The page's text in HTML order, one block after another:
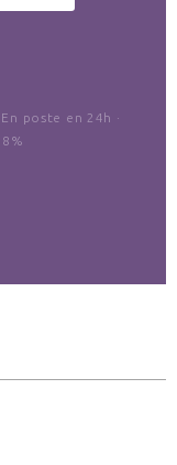
poste en 24h ·